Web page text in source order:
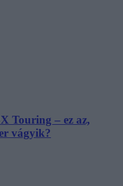
Touring – ez az,
vágyik?